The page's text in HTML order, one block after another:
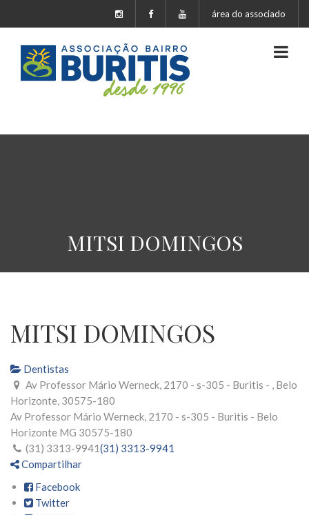
área do associado
MITSI DOMINGOS
MITSI DOMINGOS
Dentistas
Av Professor Mário Werneck, 2170 - s-305 - Buritis - , Belo
Horizonte, 30575-180
Av Professor Mário Werneck, 2170 - s-305 - Buritis - Belo
Horizonte MG 30575-180
(31) 3313-9941(31) 3313-9941
Compartilhar
Facebook
Twitter